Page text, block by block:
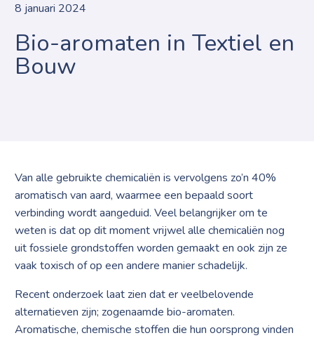
8 januari 2024
Bio-aromaten in Textiel en
Bouw
Van alle gebruikte chemicaliën is vervolgens zo’n 40%
aromatisch van aard, waarmee een bepaald soort
verbinding wordt aangeduid. Veel belangrijker om te
weten is dat op dit moment vrijwel alle chemicaliën nog
uit fossiele grondstoffen worden gemaakt en ook zijn ze
vaak toxisch of op een andere manier schadelijk.
Recent onderzoek laat zien dat er veelbelovende
alternatieven zijn; zogenaamde bio-aromaten.
Aromatische, chemische stoffen die hun oorsprong vinden